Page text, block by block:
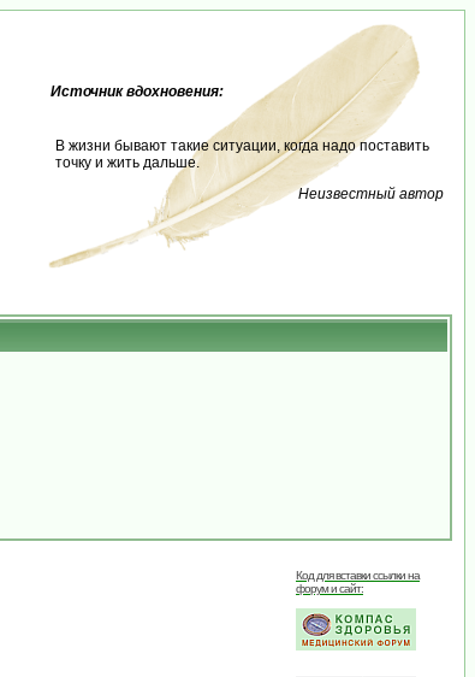
Источник вдохновения:
В жизни бывают такие ситуации, когда надо поставить
точку и жить дальше.
Неизвестный автор
Код для вставки ссылки на
форум и сайт: